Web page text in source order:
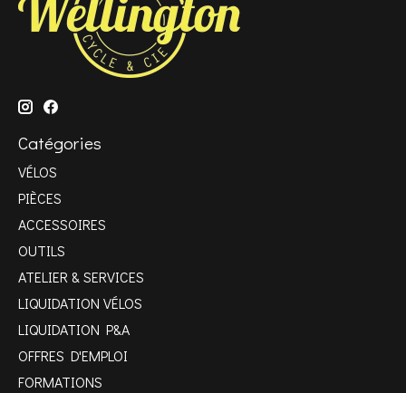
Catégories
VÉLOS
PIÈCES
ACCESSOIRES
OUTILS
ATELIER & SERVICES
LIQUIDATION VÉLOS
LIQUIDATION P&A
OFFRES D'EMPLOI
FORMATIONS